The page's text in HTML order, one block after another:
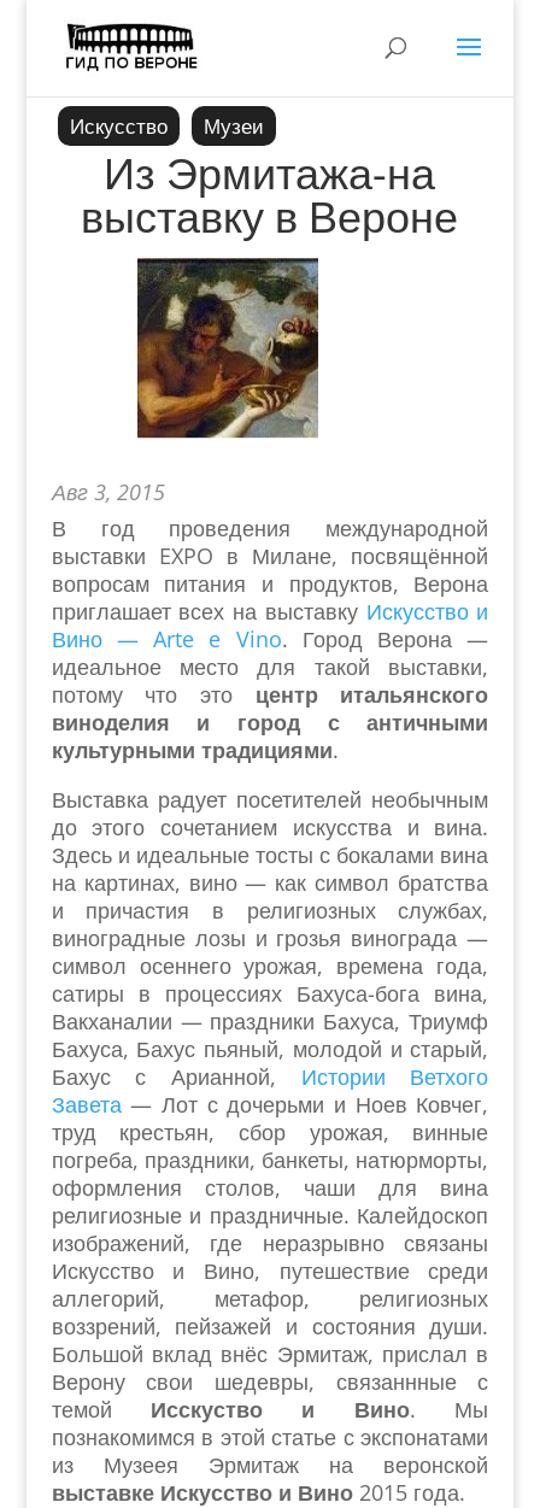
Искусство Музеи
Из Эрмитажа-на
выставку в Вероне
Авг 3, 2015
В год проведения международной
выставки EXPO в Милане, посвящённой
вопросам питания и продуктов, Верона
приглашает всех на выставкуИскусство и
Вино —Arte e Vino. Город Верона —
идеальное место для такой выставки,
потому что это центр итальянского
виноделия и город с античными
культурными традициями.
Выставка радует посетителей необычным
до этого сочетанием искусства и вина.
Здесь и идеальные тосты с бокалами вина
на картинах, вино — как символ братства
и причастия в религиозных службах,
виноградные лозы и грозья винограда —
символ осеннего урожая, времена года,
сатиры в процессиях Бахуса-бога вина,
Вакханалии — праздники Бахуса, Триумф
Бахуса, Бахус пьяный, молодой и старый,
Бахус с Арианной, Истории Ветхого
Завета— Лот с дочерьми и Ноев Ковчег,
труд крестьян, сбор урожая, винные
погреба, праздники, банкеты, натюрморты,
оформления столов, чаши для вина
религиозные и праздничные. Калейдоскоп
изображений, где неразрывно связаны
Искусство и Вино, путешествие среди
аллегорий, метафор, религиозных
воззрений, пейзажей и состояния души.
Большой вклад внёс Эрмитаж, прислал в
Верону свои шедевры, связаннные с
темой Исскуство и Вино. Мы
познакомимся в этой статье с экспонатами
из Музеея Эрмитаж на веронской
выставке Искусство и Вино2015 года.